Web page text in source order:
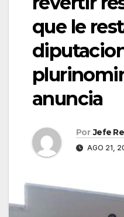
que le
anuncia
Por Jefe
AGO 21,